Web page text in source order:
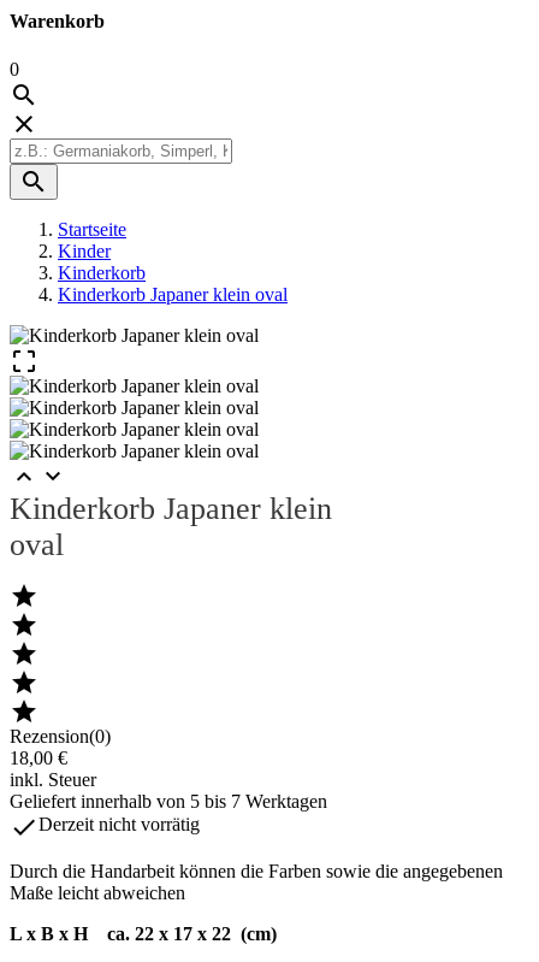
Warenkorb
0



Startseite
Kinder
Kinderkorb
Kinderkorb Japaner klein oval

 
Kinderkorb Japaner klein
oval





Rezension(0)
18,00 €
inkl. Steuer
Geliefert innerhalb von 5 bis 7 Werktagen
Derzeit nicht vorrätig
Durch die Handarbeit können die Farben sowie die angegebenen
Maße leicht abweichen
L x B x H ca. 22 x 17 x 22 (cm)